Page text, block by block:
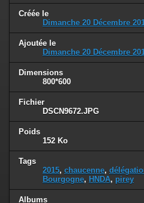
Créée le
Dimanche 20 Décembre
Ajoutée le
Dimanche 20 Décembre
Dimensions
800*600
Fichier
DSCN9672.JPG
Poids
152 Ko
Tags
2015, chaucenne,
Bourgogne, HNDA, pirey
Albums